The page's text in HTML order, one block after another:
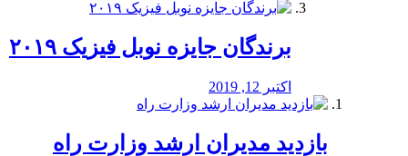
برندگان جایزه نوبل فیزیک ۲۰۱۹
اکتبر 12, 2019
بازدید مدیران ارشد وزارت راه